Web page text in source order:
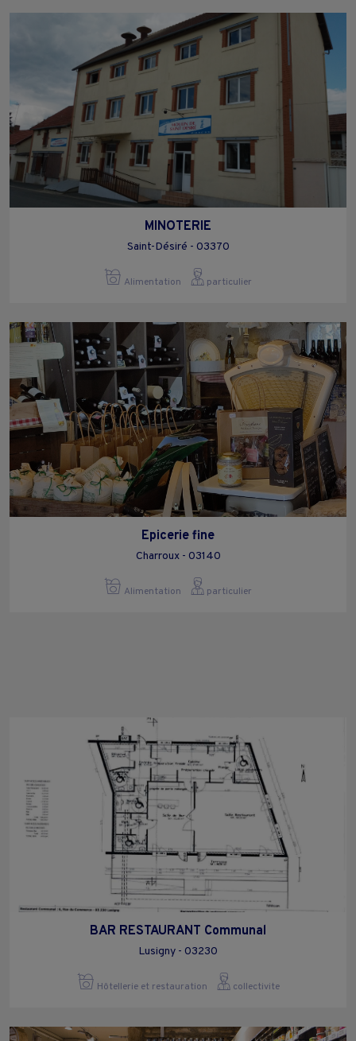
MINOTERIE
Saint-Désiré - 03370
Alimentation particulier
Epicerie fine
Charroux - 03140
Alimentation particulier
BAR RESTAURANT Communal
Lusigny - 03230
Hôtellerie et restauration collectivite